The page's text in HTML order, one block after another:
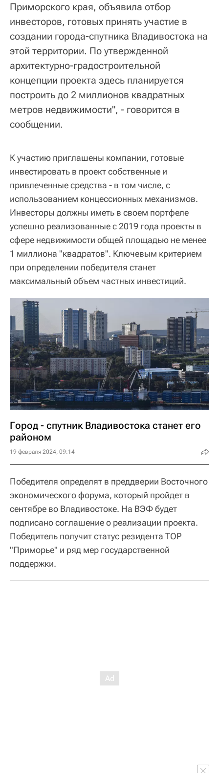
Приморского края, объявила отбор
инвесторов, готовых принять участие в
создании города-спутника Владивостока на
этой территории. По утвержденной
архитектурно-градостроительной
концепции проекта здесь планируется
построить до 2 миллионов квадратных
метров недвижимости", - говорится в
сообщении.
К участию приглашены компании, готовые
инвестировать в проект собственные и
привлеченные средства - в том числе, с
использованием концессионных механизмов.
Инвесторы должны иметь в своем портфеле
успешно реализованные с 2019 года проекты в
сфере недвижимости общей площадью не менее
1 миллиона "квадратов". Ключевым критерием
при определении победителя станет
максимальный объем частных инвестиций.
Город - спутник Владивостока станет его
районом
19 февраля 2024, 09:14
Победителя определят в преддверии Восточного
экономического форума, который пройдет в
сентябре во Владивостоке. На ВЭФ будет
подписано соглашение о реализации проекта.
Победитель получит статус резидента ТОР
"Приморье" и ряд мер государственной
поддержки.